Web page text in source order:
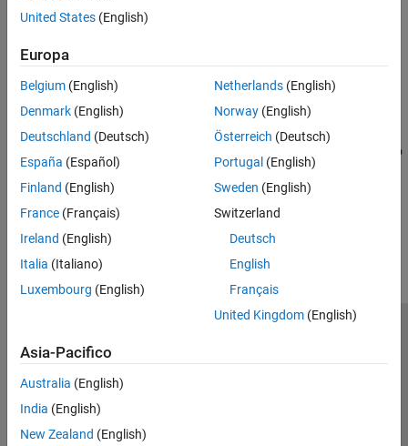
Topics
Use Timetables in Finance
simulated daily stock data.
Technical Indicators
The technical analysis functions in Financial Toolbox™ are tools to
help analyze your investments.
How useful was this information?
United States (English)
Europa
Belgium (English)
Denmark (English)
Deutschland (Deutsch)
España (Español)
Finland (English)
France (Français)
Ireland (English)
Italia (Italiano)
Luxembourg (English)
Netherlands(English)
Norway(English)
Österreich (Deutsch)
Portugal (English)
Sweden (English)
Switzerland
Deutsch
English
Français
United Kingdom(English)
Asia-Pacifico
Australia (English)
India (English)
New Zealand (English)
Antipirateria
Stato dell'applicazione
Contatti
© 1994-2026 The MathWorks, Inc.